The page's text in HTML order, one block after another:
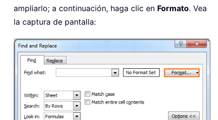
ampliarlo; a continuación, haga clic en Formato. Vea
la captura de pantalla: